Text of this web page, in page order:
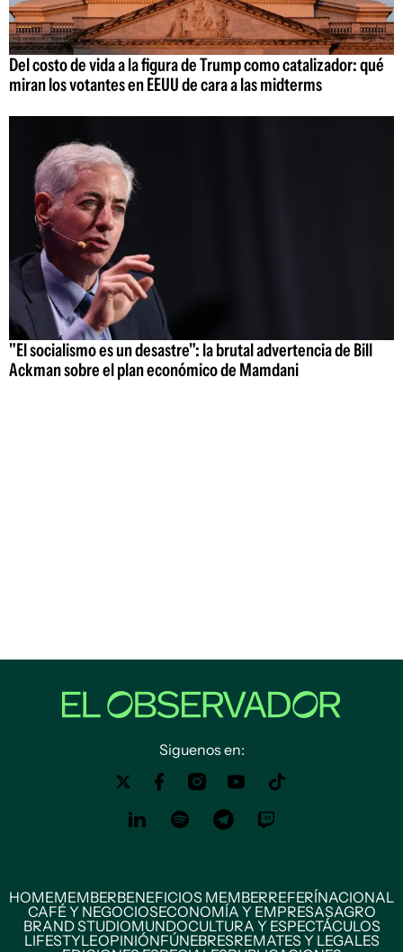
Del costo de vida a la figura de Trump como catalizador: qué
miran los votantes en EEUU de cara a las midterms
"El socialismo es un desastre": la brutal advertencia de Bill
Ackman sobre el plan económico de Mamdani
Siguenos en:
HOMEMEMBERBENEFICIOS MEMBERREFERÍNACIONAL
CAFÉ Y NEGOCIOSECONOMÍA Y EMPRESASAGRO
BRAND STUDIOMUNDOCULTURA Y ESPECTÁCULOS
LIFESTYLEOPINIÓNFÚNEBRESREMATES Y LEGALES